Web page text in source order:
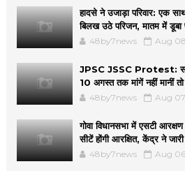
हादसे ने उजाड़ा परिवार: एक
बिलख उठे परिजन, मातम में डूबा
48by7news Aug
JPSC JSSC Protest:
10 अगस्त तक मांगें नहीं मानीं तो
48by7news Aug
गोवा विधानसभा में एसटी
सीटें होंगी आरक्षित, केंद्र ने
48by7news Aug